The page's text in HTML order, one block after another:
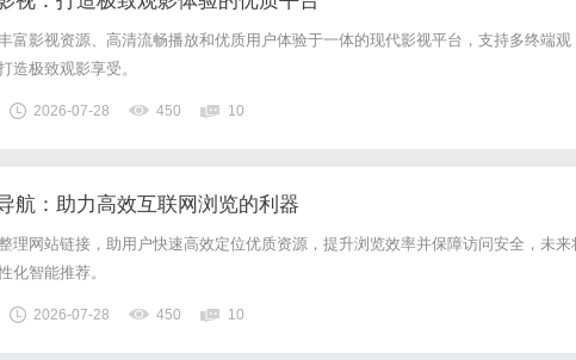
富影视资源、高清流畅播放和优质用户体验于一体的现代影视平台，支持多终端观
造极致观影享受。
2026-07-28 450 10
航：助力高效互联网浏览的利器
理网站链接，助用户快速高效定位优质资源，提升浏览效率并保障访问安全，未来
化智能推荐。
2026-07-28 450 10